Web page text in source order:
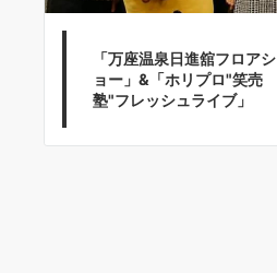
「万座温泉日進舘フロアシ
ョー」&「ホリプロ"笑売
塾"フレッシュライブ」